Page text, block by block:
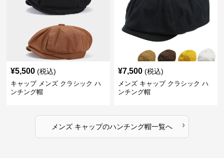
¥5,500 (税込)
キャップ メンズ クラシック ハ
ンチング帽
¥7,500 (税込)
メンズ キャップ クラシック ハ
ンチング帽
メンズ キャップのハンチング帽一覧へ ›